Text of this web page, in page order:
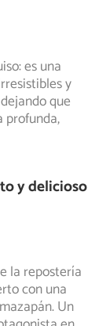
es una
y
que
profunda,
y delicioso
la repostería
conuna
Un